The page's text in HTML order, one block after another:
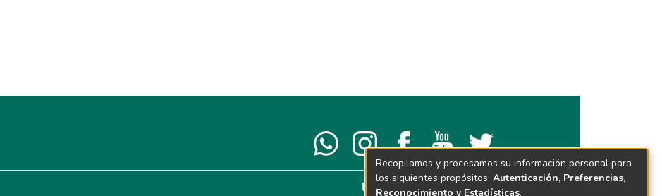
Recopilamos y procesamos su información personal para
los siguientes propósitos: Autenticación, Preferencias,
Reconocimiento y Estadísticas.